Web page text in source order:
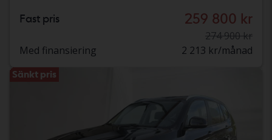
Fast pris 259 800 kr
274 900 kr
Med finansiering
2 213 kr/månad
Sänkt pris